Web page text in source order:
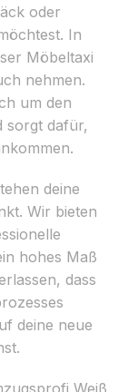
oder
In
Möbeltaxi
nehmen.
um den
sorgt dafür,
deine
Wir bieten
hohes Maß
dass
deine neue
Weiß